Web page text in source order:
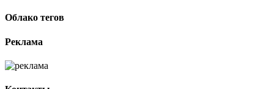
Облако тегов
Реклама